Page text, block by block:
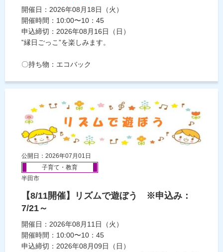
開催日：2026年08月18日（火）
開催時間：10:00〜10：45
申込締切：2026年08月16日（日）
‟縁日ごっこ”を楽しみます。
〇持ち物：エコバック
公開日：2026年07月01日
子育て・教育
半田市
【8/11開催】リズムで遊ぼう ※申込み：
7/21～
開催日：2026年08月11日（火）
開催時間：10:00〜10：45
申込締切：2026年08月09日（日）